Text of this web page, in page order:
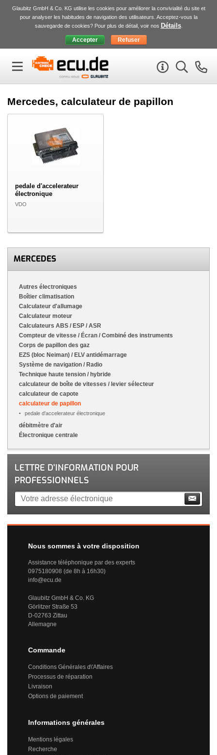
Glaubitz GmbH & Co. KG utilise les cookies pour améliorer la convivialité du site et
pour analyser les habitudes de navigation des utilisateurs. Acceptez-vous la
sauvegarde de cookies? Pour plus de détail, voir nos Détails.
Mercedes, calculateur de papillon
pedale d'accelerateur
électronique
VDO
MERCEDES
Autres électroniques
Boîtier climatisation
Calculateur d'allumage
Calculateur moteur
Calculateurs ABS / ESP / ASR
Compteur de vitesse / Écran / Combiné des instruments
Corps de papillon des gaz
EZS (bloc Neiman) / ELV antidémarrage
Système de navigation / Radio
Technique haute tension / hybride
calculateur de boîte de vitesses / levier sélecteur
calculateur de capote
calculateur de papillon
pedale d'accelerateur électronique
débitmètre d'air
Électronique centrale
LETTRE D'INFORMATION POUR
PROFESSIONNELS
Nous sommes à votre disposition
Assistance téléphonique par des experts
0975180908 (de 8h à 16h30)
info@ecu.de
Glaubitz GmbH & Co. KG
Görlitzer Straße 53
D-02763 Zittau
Allemagne
Commande
Conditions Générales d\'Affaires
Processus de réparation
Livraison
Options de paiement
Informations générales
Mentions légales
Recherche